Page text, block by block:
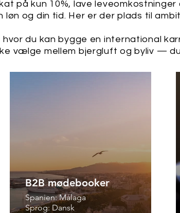
på kun 10%, lave
løn og din tid. Her er der plads til
hvor du kan bygge en international
vælge mellem bjergluft og byliv —
B2B mødebooker
Spanien: Málaga
Sprog: Dansk